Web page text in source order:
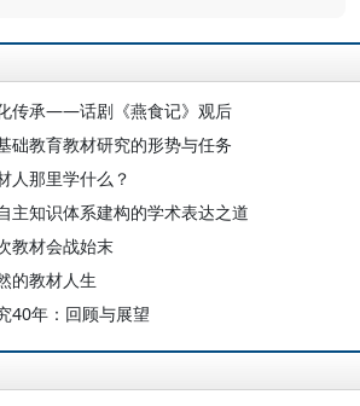
传承——话剧《燕食记》观后
础教育教材研究的形势与任务
人那里学什么？
主知识体系建构的学术表达之道
教材会战始末
的教材人生
40年：回顾与展望